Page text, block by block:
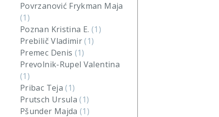
Povrzanović Frykman Maja
(1)
Poznan Kristina E. (1)
Prebilič Vladimir(1)
Premec Denis (1)
Prevolnik-Rupel Valentina
(1)
Pribac Teja(1)
Prutsch Ursula(1)
Pšunder Majda(1)